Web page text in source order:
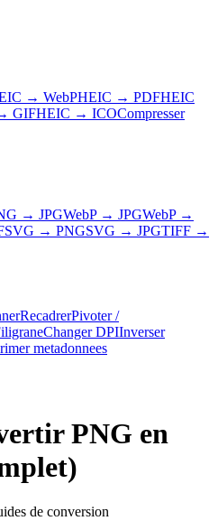
→ WebPHEIC → PDFHEIC
GIFHEIC → ICOCompresser
→ JPGWebP → JPGWebP →
SVG → PNGSVG → JPGTIFF →
RecadrerPivoter /
Changer DPIInverser
metadonnees
PNG en
de conversion